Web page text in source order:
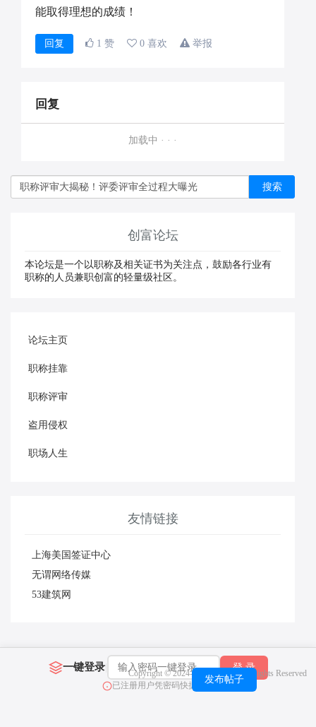
能取得理想的成绩！
回复 1 赞 0 喜欢 举报
回复
加载中 · · ·
搜索
创富论坛
本论坛是一个以职称及相关证书为关注点，鼓励各行业有
职称的人员兼职创富的轻量级社区。
论坛主页
职称挂靠
职称评审
盗用侵权
职场人生
友情链接
上海美国签证中心
无谓网络传媒
53建筑网
一键登录| 登 录
已注册用户凭密码快捷登录
Copyright © 2024-2026 职称榜 All Rights Reserved
发布帖子